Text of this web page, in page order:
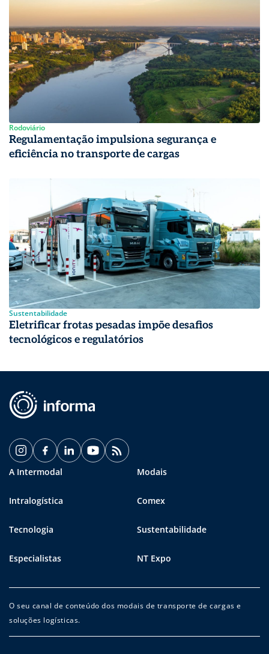
Rodoviário
Regulamentação impulsiona segurança e
eficiência no transporte de cargas
Sustentabilidade
Eletrificar frotas pesadas impõe desafios
tecnológicos e regulatórios
A Intermodal Modais
Intralogística Comex
Tecnologia Sustentabilidade
Especialistas NT Expo
O seu canal de conteúdo dos modais de transporte de cargas e
soluções logísticas.